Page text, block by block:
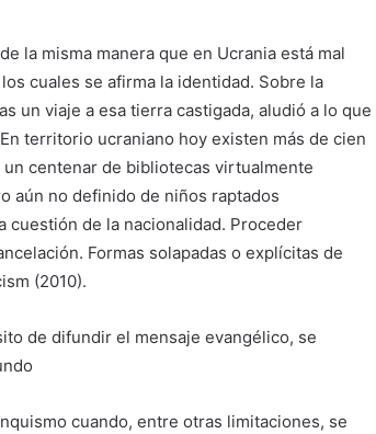
la misma manera que en Ucrania está mal
cuales se afirma la identidad. Sobre la
un viaje a esa tierra castigada, aludió a lo que
territorio ucraniano hoy existen más de cien
centenar de bibliotecas virtualmente
aún no definido de niños raptados
cuestión de la nacionalidad. Proceder
Formas solapadas o explícitas de
(2010).
de difundir el mensaje evangélico, se
cuando, entre otras limitaciones, se